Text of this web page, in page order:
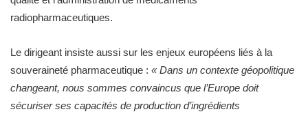
radiopharmaceutiques.
Le dirigeant insiste aussi sur les enjeux européens liés à la
souveraineté pharmaceutique : « Dans un contexte géopolitique
changeant, nous sommes convaincus que l’Europe doit
sécuriser ses capacités de production d’ingrédients